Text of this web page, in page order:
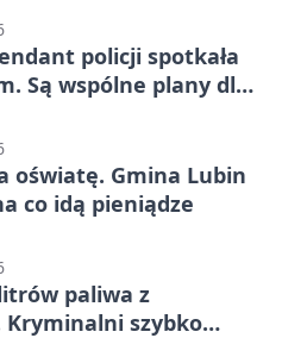
policji spotkała
Są wspólne plany dla
oświatę. Gmina Lubin
co idą pieniądze
paliwa z
Kryminalni szybko